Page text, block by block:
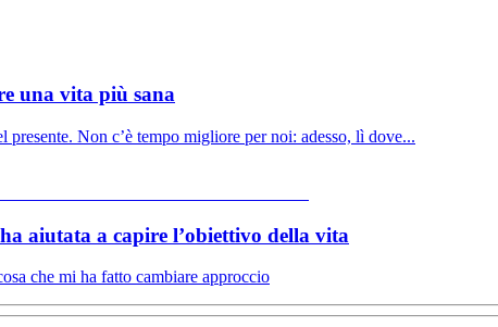
una vita più sana
Non c’è tempo migliore per noi: adesso, lì dove...
aiutata a capire l’obiettivo della vita
che mi ha fatto cambiare approccio